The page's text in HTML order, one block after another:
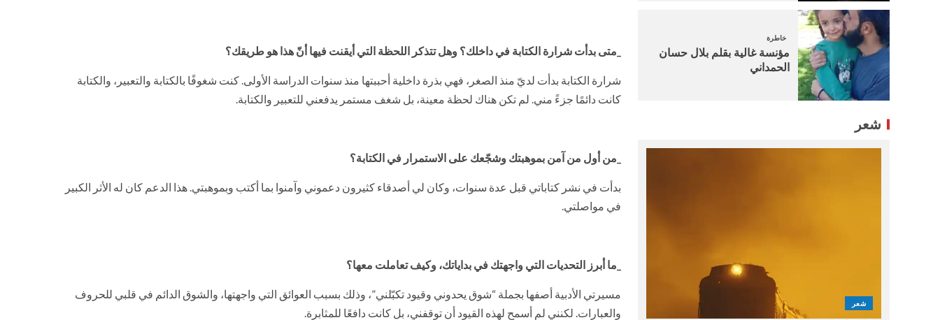
_متى بدأت شرارة الكتابة في داخلك؟ وهل تتذكر اللحظة التي أيقنت فيها أنّ هذا هو طريقك؟
شرارة الكتابة بدأت لديّ منذ الصغر، فهي بذرة داخلية أحببتها منذ سنوات الدراسة الأولى. كنت شغوفًا بالكتابة والتعبير، والكتابة
كانت دائمًا جزءً مني. لم تكن هناك لحظة معينة، بل شغف مستمر يدفعني للتعبير والكتابة.
_من أول من آمن بموهبتك وشجّعك على الاستمرار في الكتابة؟
بدأت في نشر كتاباتي قبل عدة سنوات، وكان لي أصدقاء كثيرون دعموني وآمنوا بما أكتب وبموهبتي. هذا الدعم كان له الأثر الكبير
في مواصلتي.
_ما أبرز التحديات التي واجهتك في بداياتك، وكيف تعاملت معها؟
مسيرتي الأدبية أصفها بجملة “شوق يحدوني وقيود تكبّلني”، وذلك بسبب العوائق التي واجهتها، والشوق الدائم في قلبي للحروف
والعبارات. لكنني لم أسمح لهذه القيود أن توقفني، بل كانت دافعًا للمثابرة.
خاطرة
مؤنسة غالية بقلم بلال حسان
الحمداني
شعر
شعر